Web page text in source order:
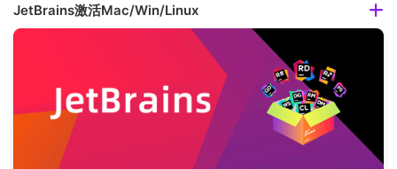
JetBrains激活Mac/Win/Linux